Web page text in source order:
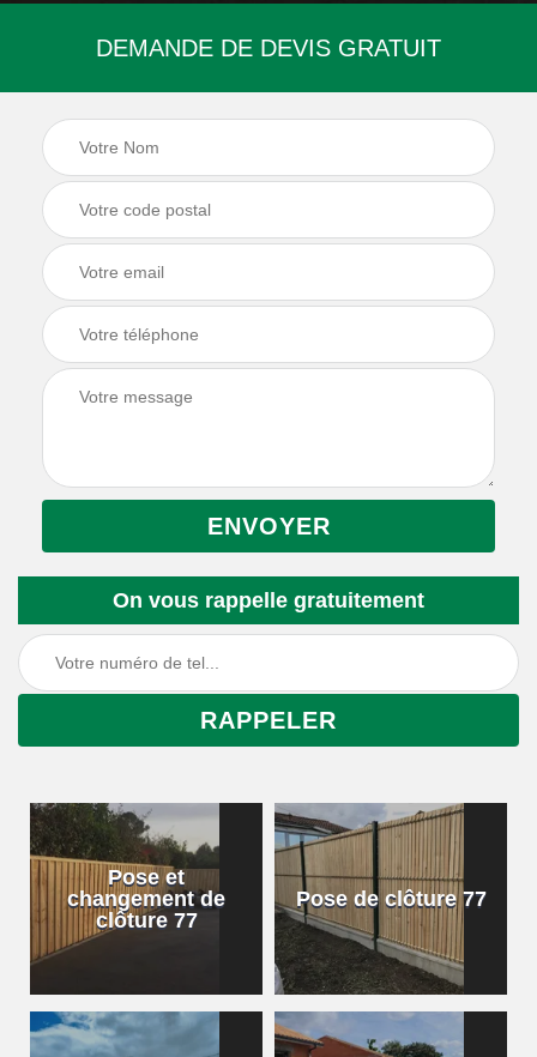
DEMANDE DE DEVIS GRATUIT
On vous rappelle gratuitement
Pose et
changement de
clôture 77
Pose de clôture 77